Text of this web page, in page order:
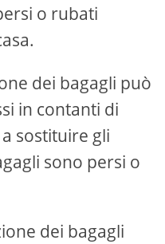
o rubati
dei bagagli può
in contanti di
sostituire gli
sono persi o
dei bagagli